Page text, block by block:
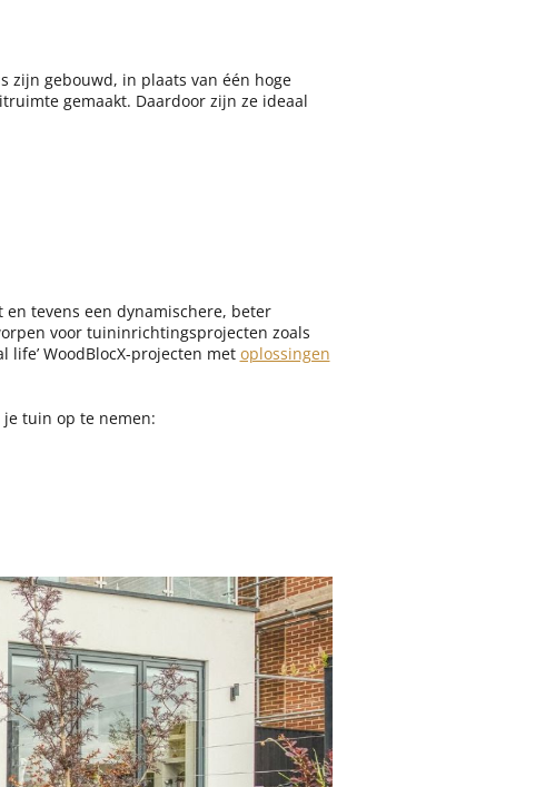
zijn gebouwd, in plaats van één hoge
gemaakt. Daardoor zijn ze ideaal
tevens een dynamischere, beter
voor tuininrichtingsprojecten zoals
WoodBlocX-projecten met oplossingen
je tuin op te nemen: